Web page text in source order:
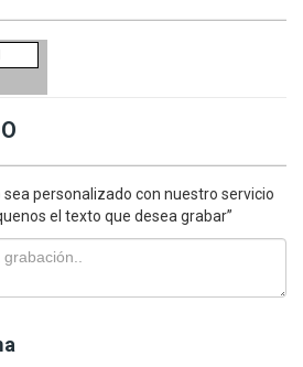
personalizado con nuestro servicio
el texto que desea grabar”